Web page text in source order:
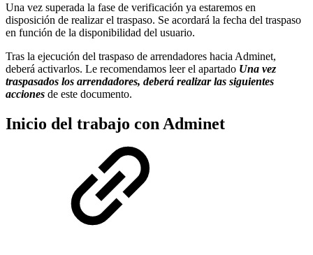
Una vez superada la fase de verificación ya estaremos en
disposición de realizar el traspaso. Se acordará la fecha del traspaso
en función de la disponibilidad del usuario.
Tras la ejecución del traspaso de arrendadores hacia Adminet,
deberá activarlos. Le recomendamos leer el apartado Una vez
traspasados los arrendadores, deberá realizar las siguientes
acciones de este documento.
Inicio del trabajo con Adminet